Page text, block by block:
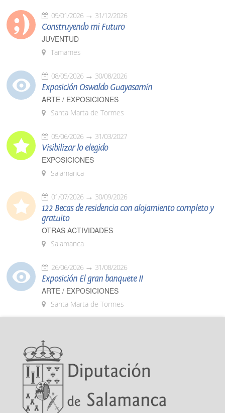
09/01/2026 31/12/2026
Construyendo mi Futuro
JUVENTUD
Tamames
08/05/2026 30/08/2026
Exposición Oswaldo Guayasamín
ARTE / EXPOSICIONES
Santa Marta de Tormes
05/06/2026 31/03/2027
Visibilizar lo elegido
EXPOSICIONES
Salamanca
01/07/2026 30/09/2026
122 Becas de residencia con alojamiento completo y
gratuito
OTRAS ACTIVIDADES
Salamanca
26/06/2026 31/08/2026
Exposición El gran banquete II
ARTE / EXPOSICIONES
Santa Marta de Tormes